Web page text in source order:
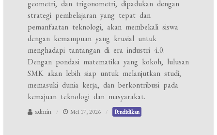
geometri, dan trigonometri, dipadukan dengan
strategi pembelajaran yang tepat dan
pemanfaatan teknologi, akan membekali siswa
dengan kemampuan yang krusial untuk
menghadapi tantangan di era industri 4.0.
Dengan pondasi matematika yang kokoh, lulusan
SMK akan lebih siap untuk melanjutkan studi,
memasuki dunia kerja, dan berkontribusi pada
kemajuan teknologi dan masyarakat.
admin Mei 17, 2026 Pendidikan